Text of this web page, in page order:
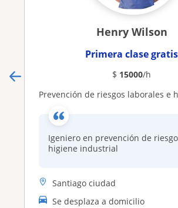
Henry Wilson
Primera clase gratis
$ 15000/h
Prevención de riesgos laborales e
Igeniero en prevención de
higiene industrial
Santiago ciudad
Se desplaza a domicilio